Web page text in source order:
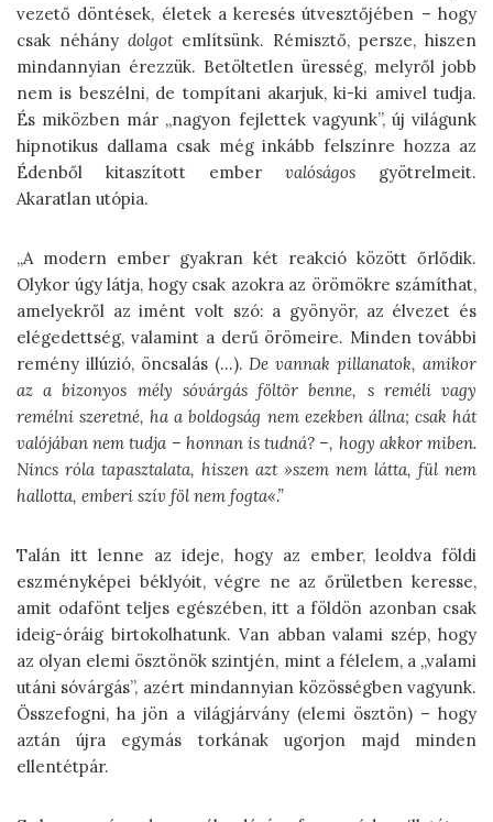
vezető döntések, életek a keresés útvesztőjében – hogy
csak néhány dolgotemlítsünk. Rémisztő, persze, hiszen
mindannyian érezzük. Betöltetlen üresség, melyről jobb
nem is beszélni, de tompítani akarjuk, ki-ki amivel tudja.
És miközben már „nagyon fejlettek vagyunk”, új világunk
hipnotikus dallama csak még inkább felszínre hozza az
Édenből kitaszított ember valóságos gyötrelmeit.
Akaratlan utópia.
„A modern ember gyakran két reakció között őrlődik.
Olykor úgy látja, hogy csak azokra az örömökre számíthat,
amelyekről az imént volt szó: a gyönyör, az élvezet és
elégedettség, valamint a derű örömeire. Minden további
remény illúzió, öncsalás (…).De vannak pillanatok, amikor
az a bizonyos mély sóvárgás föltör benne, s reméli vagy
remélni szeretné, ha a boldogság nem ezekben állna; csak hát
valójában nem tudja – honnan is tudná? –, hogy akkor miben.
Nincs róla tapasztalata, hiszen azt »szem nem látta, fül nem
hallotta, emberi szív föl nem fogta«.”
Talán itt lenne az ideje, hogy az ember, leoldva földi
eszményképei béklyóit, végre ne az őrületben keresse,
amit odafönt teljes egészében, itt a földön azonban csak
ideig-óráig birtokolhatunk. Van abban valami szép, hogy
az olyan elemi ösztönök szintjén, mint a félelem, a „valami
utáni sóvárgás”, azért mindannyian közösségben vagyunk.
Összefogni, ha jön a világjárvány (elemi ösztön) – hogy
aztán újra egymás torkának ugorjon majd minden
ellentétpár.